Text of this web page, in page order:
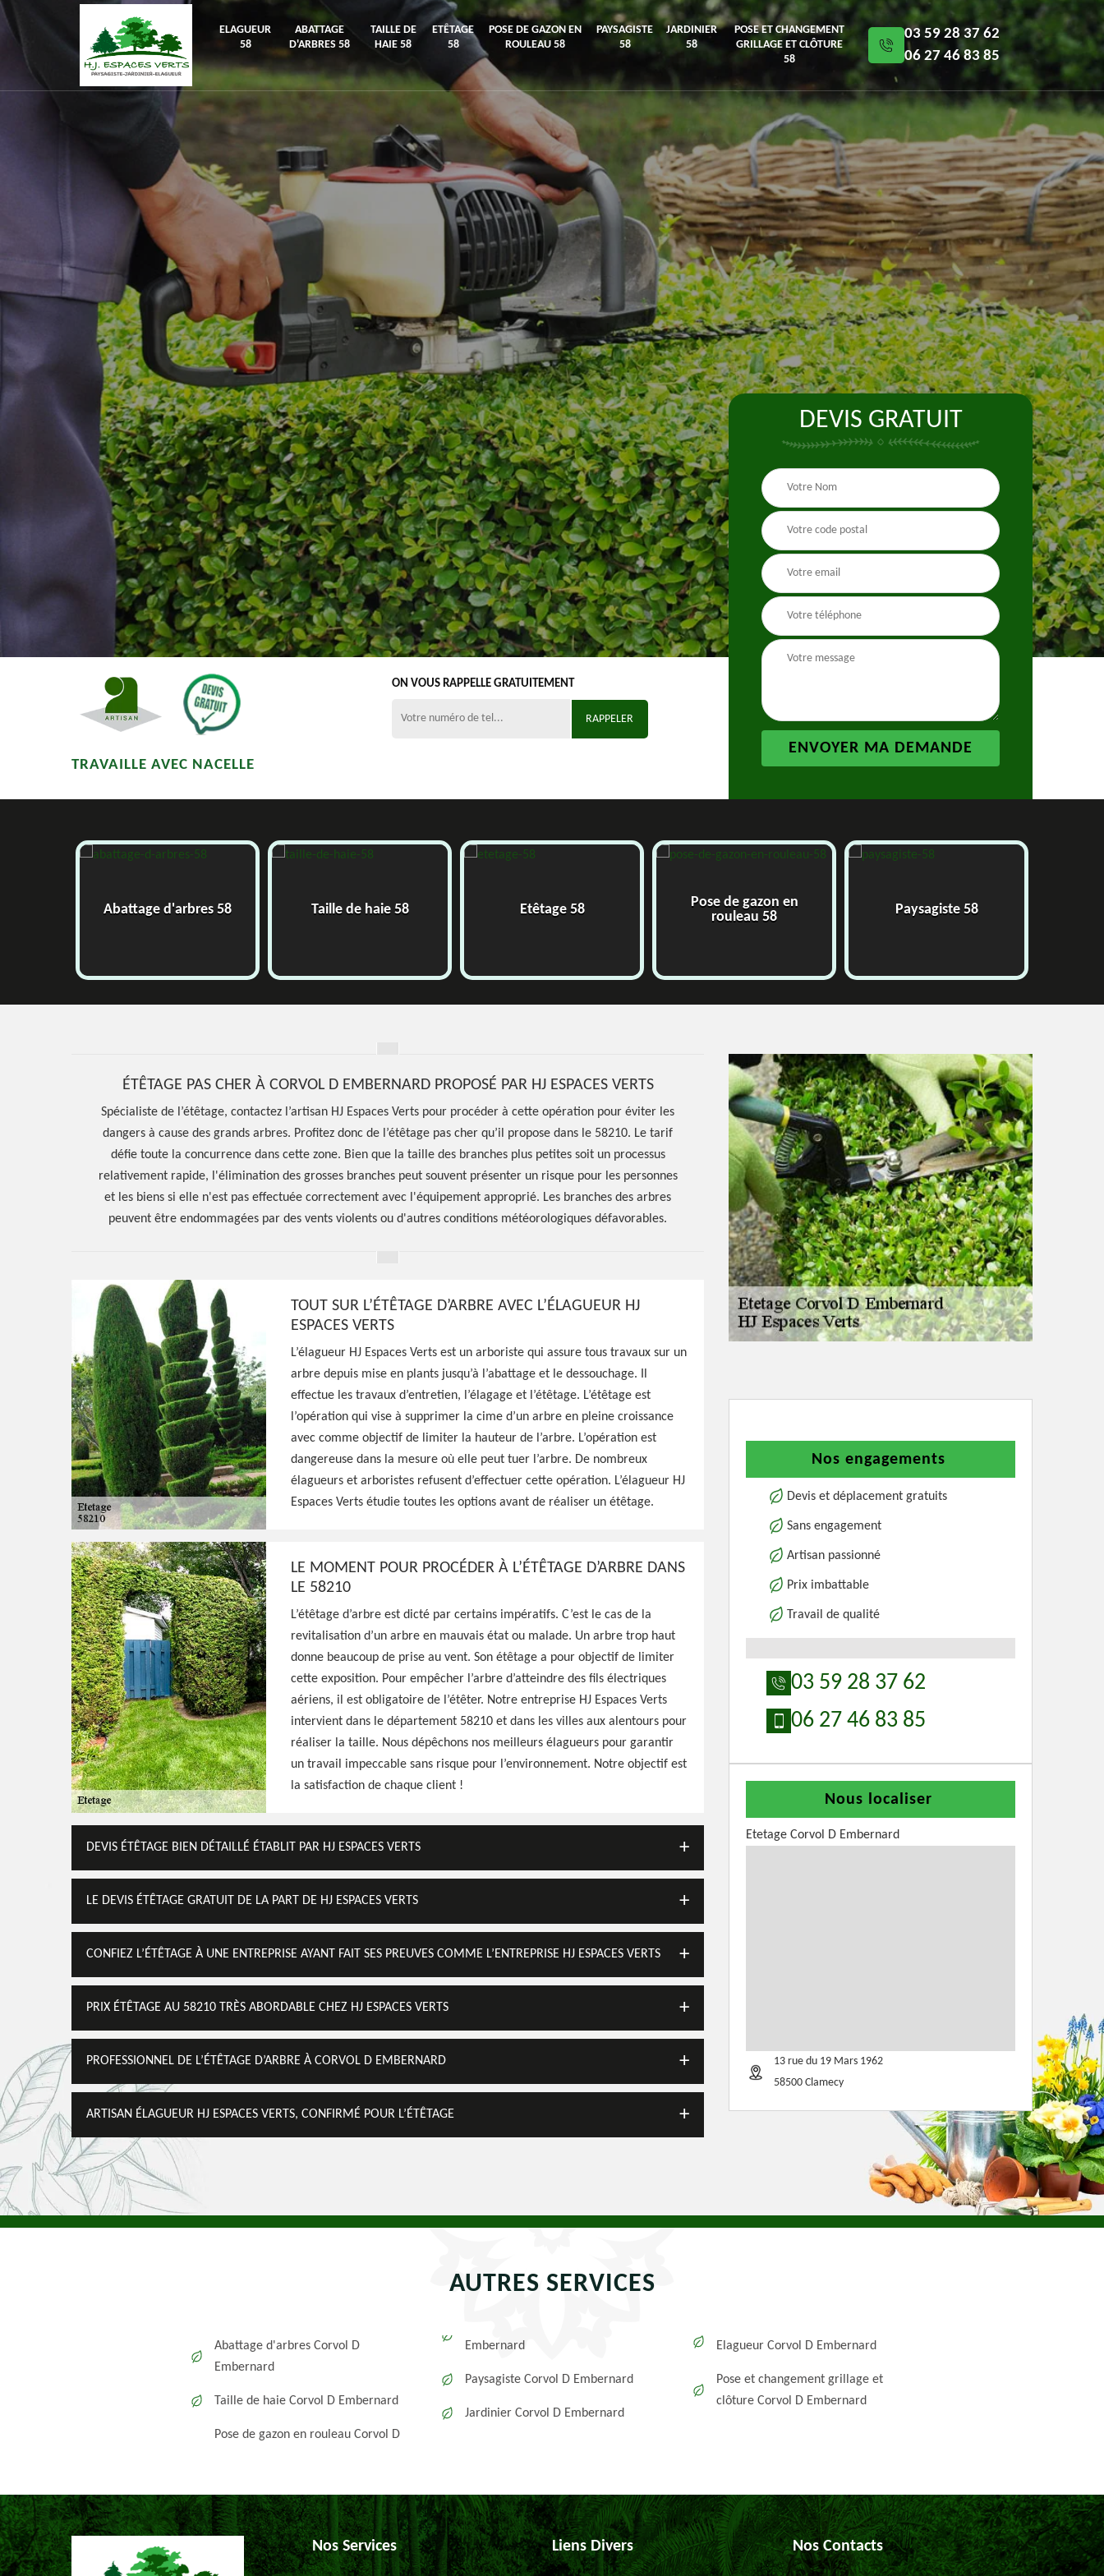
ELAGUEUR
58
ABATTAGE
D'ARBRES 58
TAILLE DE
HAIE 58
ETÊTAGE
58
POSE DE GAZON EN
ROULEAU 58
PAYSAGISTE
58
JARDINIER
58
POSE ET CHANGEMENT
GRILLAGE ET CLÔTURE
58
03 59 28 37 62
06 27 46 83 85
Hoerter Joseph Elagage 58
Spécialiste en étêtage
Corvol D Embernard
58210
Paysagiste aguerri à Corvol D Embernard 58210, HJ Espaces Verts est
tout à fait qualifié pour s'occuper de l'étêtage de vos arbres, travaux
effectués avec minutie, résultat irréprochable
Voir Nos Realisations Contactez-Nous!
TRAVAILLE AVEC NACELLE
ON VOUS RAPPELLE GRATUITEMENT
DEVIS GRATUIT
Abattage d'arbres 58 Taille de haie 58 Etêtage 58
Pose de gazon en
rouleau 58
Paysagiste 58
ÉTÊTAGE PAS CHER À CORVOL D EMBERNARD PROPOSÉ PAR HJ ESPACES VERTS
Spécialiste de l’étêtage, contactez l’artisan HJ Espaces Verts pour procéder à cette opération pour éviter les
dangers à cause des grands arbres. Profitez donc de l’étêtage pas cher qu’il propose dans le 58210. Le tarif
défie toute la concurrence dans cette zone. Bien que la taille des branches plus petites soit un processus
relativement rapide, l'élimination des grosses branches peut souvent présenter un risque pour les personnes
et les biens si elle n'est pas effectuée correctement avec l'équipement approprié. Les branches des arbres
peuvent être endommagées par des vents violents ou d'autres conditions météorologiques défavorables.
TOUT SUR L’ÉTÊTAGE D’ARBRE AVEC L’ÉLAGUEUR HJ
ESPACES VERTS
L’élagueur HJ Espaces Verts est un arboriste qui assure tous travaux sur un
arbre depuis mise en plants jusqu’à l’abattage et le dessouchage. Il
effectue les travaux d’entretien, l’élagage et l’étêtage. L’étêtage est
l’opération qui vise à supprimer la cime d’un arbre en pleine croissance
avec comme objectif de limiter la hauteur de l’arbre. L’opération est
dangereuse dans la mesure où elle peut tuer l’arbre. De nombreux
élagueurs et arboristes refusent d’effectuer cette opération. L’élagueur HJ
Espaces Verts étudie toutes les options avant de réaliser un étêtage.
LE MOMENT POUR PROCÉDER À L’ÉTÊTAGE D’ARBRE DANS
LE 58210
L’étêtage d’arbre est dicté par certains impératifs. C’est le cas de la
revitalisation d’un arbre en mauvais état ou malade. Un arbre trop haut
donne beaucoup de prise au vent. Son étêtage a pour objectif de limiter
cette exposition. Pour empêcher l’arbre d’atteindre des fils électriques
aériens, il est obligatoire de l’étêter. Notre entreprise HJ Espaces Verts
intervient dans le département 58210 et dans les villes aux alentours pour
réaliser la taille. Nous dépêchons nos meilleurs élagueurs pour garantir
un travail impeccable sans risque pour l’environnement. Notre objectif est
la satisfaction de chaque client !
DEVIS ÉTÊTAGE BIEN DÉTAILLÉ ÉTABLIT PAR HJ ESPACES VERTS
LE DEVIS ÉTÊTAGE GRATUIT DE LA PART DE HJ ESPACES VERTS
CONFIEZ L’ÉTÊTAGE À UNE ENTREPRISE AYANT FAIT SES PREUVES COMME L’ENTREPRISE HJ ESPACES VERTS
PRIX ÉTÊTAGE AU 58210 TRÈS ABORDABLE CHEZ HJ ESPACES VERTS
PROFESSIONNEL DE L’ÉTÊTAGE D’ARBRE À CORVOL D EMBERNARD
ARTISAN ÉLAGUEUR HJ ESPACES VERTS, CONFIRMÉ POUR L’ÉTÊTAGE
Nos engagements
Devis et déplacement gratuits
Sans engagement
Artisan passionné
Prix imbattable
Travail de qualité
03 59 28 37 62
06 27 46 83 85
Nous localiser
Etetage Corvol D Embernard
13 rue du 19 Mars 1962
58500 Clamecy
AUTRES SERVICES
Abattage d'arbres Corvol D
Embernard
Taille de haie Corvol D Embernard
Pose de gazon en rouleau Corvol D
Embernard
Paysagiste Corvol D Embernard
Jardinier Corvol D Embernard
Elagueur Corvol D Embernard
Pose et changement grillage et
clôture Corvol D Embernard
Nos Services Liens Divers Nos Contacts